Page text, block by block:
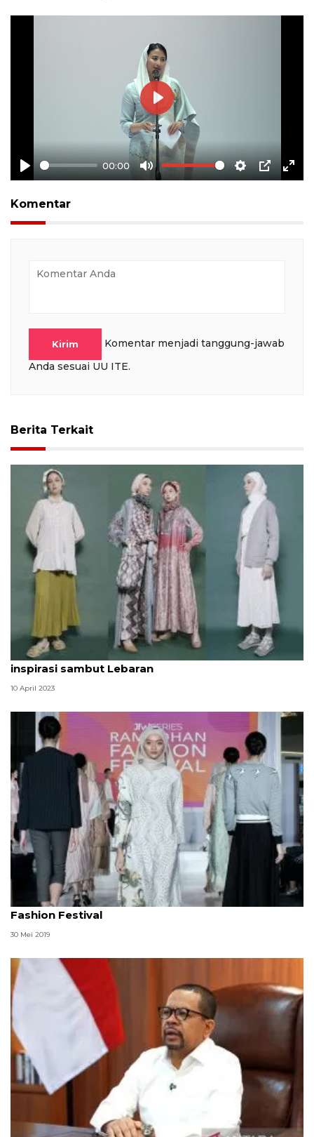
Play
00:00
Mute Settings
PIP
Play
Komentar
Kirim
Komentar menjadi tanggung-jawab
Anda sesuai UU ITE.
Berita Terkait
Rayya Fashion Festival 2023 hadir untuk jadi
inspirasi sambut Lebaran
10 April 2023
20 label dan desainer meriahkan Ramadhan
Fashion Festival
30 Mei 2019